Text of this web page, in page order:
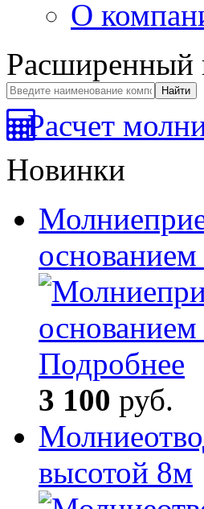
О
Расширенный
Расчет
Новинки
Подробнее
3 100 руб.
высотой 8м